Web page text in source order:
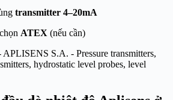
transmitter 4–20mA
ATEX (nếu cần)